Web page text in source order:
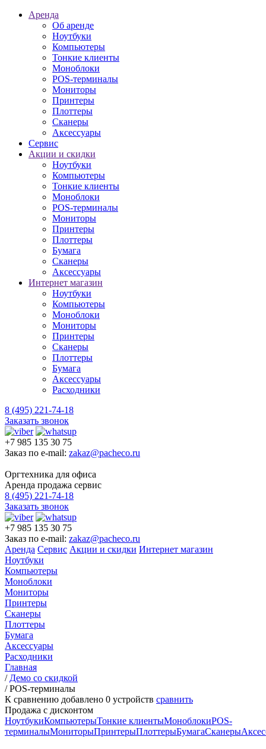
Аренда
Об аренде
Ноутбуки
Компьютеры
Тонкие клиенты
Моноблоки
POS-терминалы
Мониторы
Принтеры
Плоттеры
Сканеры
Аксессуары
Сервис
Акции и скидки
Ноутбуки
Компьютеры
Тонкие клиенты
Моноблоки
POS-терминалы
Мониторы
Принтеры
Плоттеры
Бумага
Сканеры
Аксессуары
Интернет магазин
Ноутбуки
Компьютеры
Моноблоки
Мониторы
Принтеры
Сканеры
Плоттеры
Бумага
Аксессуары
Расходники
8 (495) 221-74-18
Заказать звонок
+7 985 135 30 75
Заказ по e-mail: zakaz@pacheco.ru
Оргтехника для офиса
Аренда продажа сервис
8 (495) 221-74-18
Заказать звонок
+7 985 135 30 75
Заказ по e-mail: zakaz@pacheco.ru
Аренда Сервис Акции и скидки Интернет магазин
Ноутбуки
Компьютеры
Моноблоки
Мониторы
Принтеры
Сканеры
Плоттеры
Бумага
Аксессуары
Расходники
Главная
/ Демо со скидкой
/POS-терминалы
К сравнению добавлено 0 устройств сравнить
Продажа с дисконтом
НоутбукиКомпьютерыТонкие клиентыМоноблокиPOS-
терминалыМониторыПринтерыПлоттерыБумагаСканеры